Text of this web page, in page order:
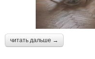
читать дальше →